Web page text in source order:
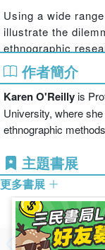
Using a wide
illustrate the
ethnographic
guides the reader
stages through to
the historical and
ethnographic
relevant topics
collection and
Having been
second edition
practices such as
autoethnographic
作者簡介
Karen O'Reillyis
University, where
ethnographic
主題書展
更多書展